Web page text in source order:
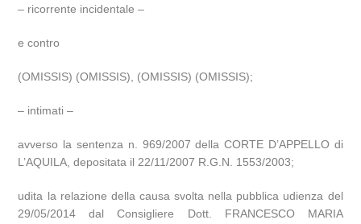
– ricorrente incidentale –
e contro
(OMISSIS) (OMISSIS), (OMISSIS) (OMISSIS);
– intimati –
avverso la sentenza n. 969/2007 della CORTE D’APPELLO di
L’AQUILA, depositata il 22/11/2007 R.G.N. 1553/2003;
udita la relazione della causa svolta nella pubblica udienza del
29/05/2014 dal Consigliere Dott. FRANCESCO MARIA